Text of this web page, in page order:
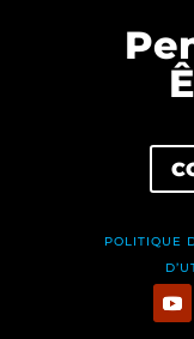
POLITIQUE